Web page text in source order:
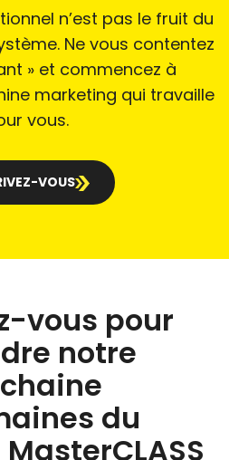
n’est pas le fruit du
Ne vous contentez
» et commencez à
marketing qui travaille
vous.
VOUS
vous pour
notre
du